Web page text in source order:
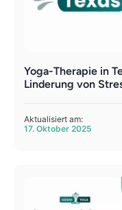
Yoga-Therapie in
Linderung von
Aktualisiert am:
17. Oktober 2025